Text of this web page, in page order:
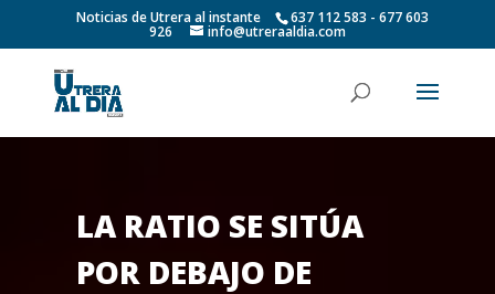
Noticias de Utrera al instante 637 112 583 - 677 603
926 info@utreraaldia.com
LA RATIO SE SITÚA
POR DEBAJO DE